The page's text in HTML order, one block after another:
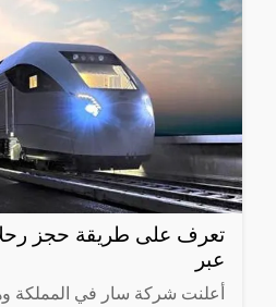
تعرف على طريقة حجز
عبر
أعلنت شركة سار في المملكة